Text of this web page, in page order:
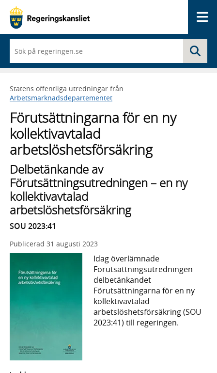
du
börjar
skriva
framträder
en
med
sökförslag
Statens offentliga utredningar från
Arbetsmarknadsdepartementet
Förutsättningarna för en ny
kollektivavtalad
arbetslöshetsförsäkring
Delbetänkande av
Förutsättningsutredningen – en ny
kollektivavtalad
arbetslöshetsförsäkring
SOU 2023:41
Publicerad 31 augusti 2023
Idag överlämnade
Förutsättningsutredningen
delbetänkandet
Förutsättningarna för en ny
kollektivavtalad
arbetslöshetsförsäkring (SOU
2023:41) till regeringen.